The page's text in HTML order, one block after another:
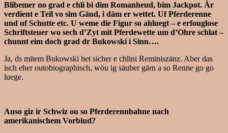
Blibemer no grad e chli bi dim Romanheud, bim Jackpot. Är
verdient e Teil vo sim Gäud, i däm er wettet. Uf Pferderenne
und uf Schutte etc. U weme die Figur so ahluegt – e erfouglose
Schriftsteuer wo sech d’Zyt mit Pferdewette um d’Ohre schlat –
chunnt eim doch grad dr Bukowski i Sinn….
Ja, ds mitem Bukowski het sicher e chlini Reminiszänz. Aber das
isch eher outobiographisch, wöu ig säuber gärn a so Renne go go
luege.
Auso giz ir Schwiz ou so Pferderennbahne nach
amerikanischem Vorbiud?